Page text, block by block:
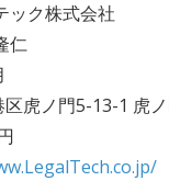
ック株式会社
仁
虎ノ門5-13-1 虎